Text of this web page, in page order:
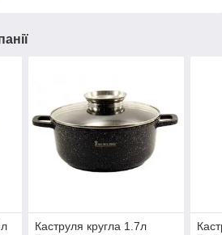
Каструля кругла 1.7л